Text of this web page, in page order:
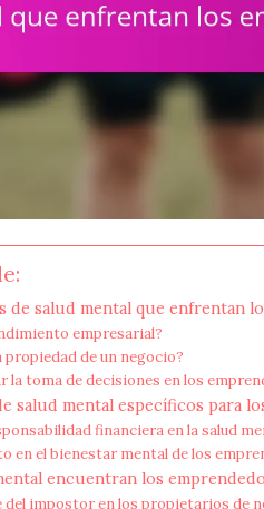
de salud mental que enfrentan
empresarial?
propiedad de un negocio?
la toma de decisiones en los
salud mental específicos para
financiera en la salud
en el bienestar mental de los
encuentran los
del impostor en los propietarios de